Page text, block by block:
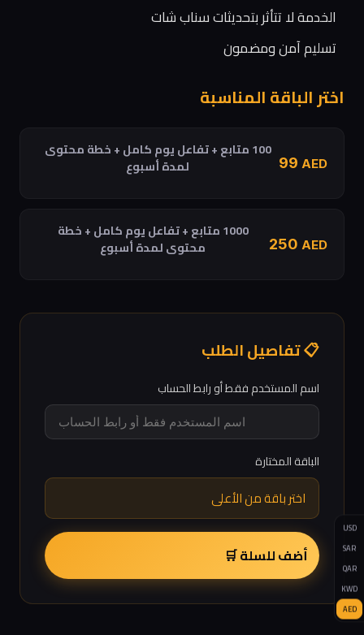
الخدمة لا تتأثر بتحديثات سناب شات
تسليم آمن ومضمون
اختر الباقة المناسبة
99 AED
100 متابع + تفاعل يوم كامل + خطة محتوى
لمدة أسبوع
250 AED
1000 متابع + تفاعل يوم كامل + خطة
محتوى لمدة أسبوع
📋 تفاصيل الطلب
اسم المستخدم فقط أو رابط الحساب
الباقة المختارة
اختر باقة من الأعلى
أضف للسلة 🛒
USD
SAR
QAR
KWD
AED